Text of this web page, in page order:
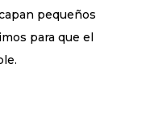
pequeños
para que el